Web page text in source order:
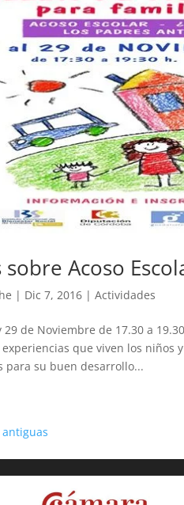
sobre Acoso
| Dic 7, 2016 |Actividades
29 de Noviembre de 17.30 a
que viven los
para su buen desarrollo...